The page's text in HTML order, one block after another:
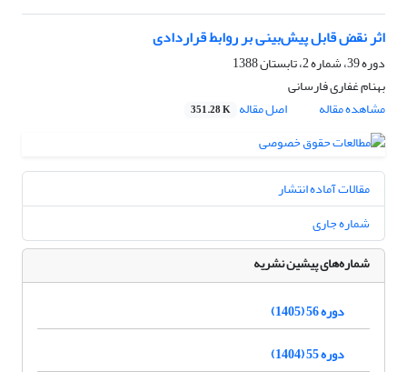
اثر نقض قابل پیش‌بینی بر روابط قراردادی
دوره 39، شماره 2، تابستان 1388
بهنام غفاری فارسانی
مشاهده مقاله
اصل مقاله 351.28 K
مقالات آماده انتشار
شماره جاری
شماره‌های پیشین نشریه
دوره 56 (1405)
دوره 55 (1404)